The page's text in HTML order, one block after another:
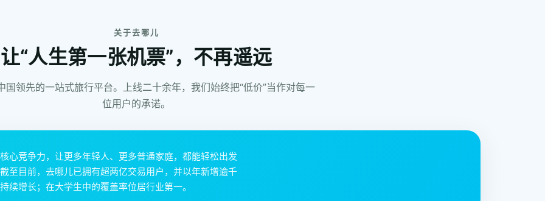
关于去哪儿
让“人生第一张机票”，不再遥远
国领先的一站式旅行平台。上线二十余年，我们始终把“低价”当作对每一
位用户的承诺。
心竞争力，让更多年轻人、更多普通家庭，都能轻松出发
至目前，去哪儿已拥有超两亿交易用户，并以年新增逾千
续增长；在大学生中的覆盖率位居行业第一。